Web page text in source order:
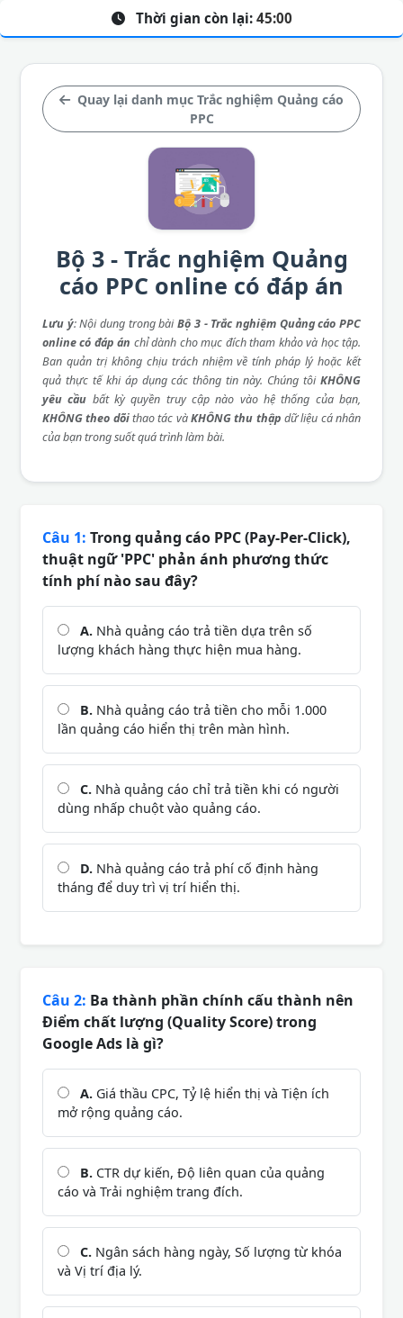
Quay lại danh mục Trắc nghiệm Quảng cáo
PPC
Bộ 3 - Trắc nghiệm Quảng
cáo PPC online có đáp án
Lưu ý: Nội dung trong bàiBộ 3 - Trắc nghiệm Quảng cáo PPC
online có đáp án chỉ dành cho mục đích tham khảo và học tập.
Ban quản trị không chịu trách nhiệm về tính pháp lý hoặc kết
quả thực tế khi áp dụng các thông tin này. Chúng tôi KHÔNG
yêu cầu bất kỳ quyền truy cập nào vào hệ thống của bạn,
KHÔNG theo dõithao tác vàKHÔNG thu thập dữ liệu cá nhân
của bạn trong suốt quá trình làm bài.
Thời gian còn lại: 45:00
Câu 1: Trong quảng cáo PPC (Pay-Per-Click),
thuật ngữ 'PPC' phản ánh phương thức
tính phí nào sau đây?
A. Nhà quảng cáo trả tiền dựa trên số
lượng khách hàng thực hiện mua hàng.
B. Nhà quảng cáo trả tiền cho mỗi 1.000
lần quảng cáo hiển thị trên màn hình.
C. Nhà quảng cáo chỉ trả tiền khi có người
dùng nhấp chuột vào quảng cáo.
D. Nhà quảng cáo trả phí cố định hàng
tháng để duy trì vị trí hiển thị.
Câu 2: Ba thành phần chính cấu thành nên
Điểm chất lượng (Quality Score) trong
Google Ads là gì?
A. Giá thầu CPC, Tỷ lệ hiển thị và Tiện ích
mở rộng quảng cáo.
B. CTR dự kiến, Độ liên quan của quảng
cáo và Trải nghiệm trang đích.
C. Ngân sách hàng ngày, Số lượng từ khóa
và Vị trí địa lý.